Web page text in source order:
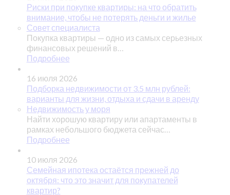
Риски при покупке квартиры: на что обратить
внимание, чтобы не потерять деньги и жилье
Совет специалиста
Покупка квартиры — одно из самых серьезных
финансовых решений в…
Подробнее
16 июля 2026
Подборка недвижимости от 3.5 млн рублей:
варианты для жизни, отдыха и сдачи в аренду
Недвижимость у моря
Найти хорошую квартиру или апартаменты в
рамках небольшого бюджета сейчас…
Подробнее
10 июля 2026
Семейная ипотека остаётся прежней до
октября: что это значит для покупателей
квартир?